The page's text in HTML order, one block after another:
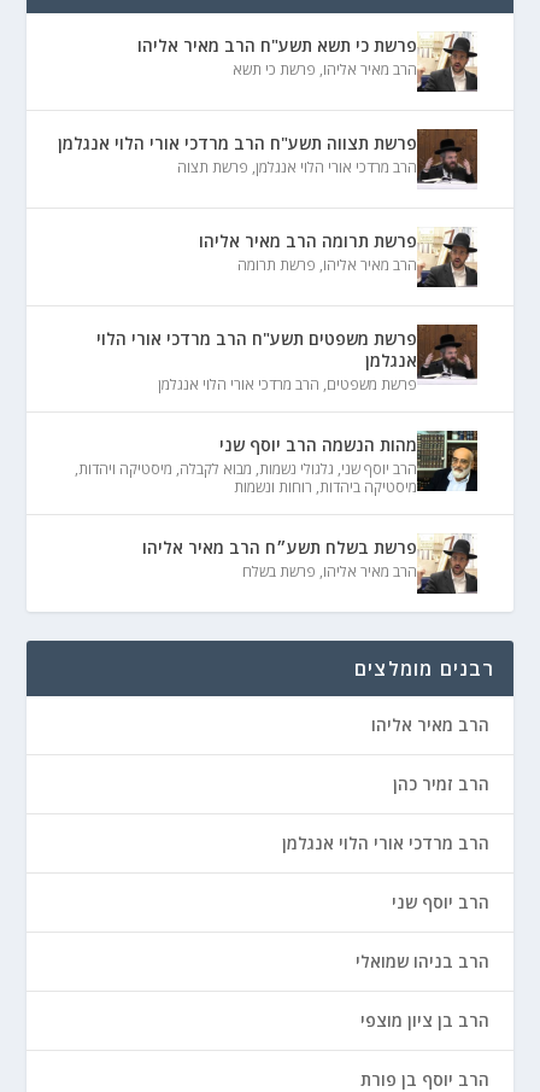
פרשת כי תשא תשע"ח הרב מאיר אליהו
הרב מאיר אליהו, פרשת כי תשא
פרשת תצווה תשע"ח הרב מרדכי אורי הלוי אנגלמן
הרב מרדכי אורי הלוי אנגלמן, פרשת תצוה
פרשת תרומה הרב מאיר אליהו
הרב מאיר אליהו, פרשת תרומה
פרשת משפטים תשע"ח הרב מרדכי אורי הלוי
אנגלמן
פרשת משפטים, הרב מרדכי אורי הלוי אנגלמן
מהות הנשמה הרב יוסף שני
הרב יוסף שני, גלגולי נשמות, מבוא לקבלה, מיסטיקה ויהדות,
מיסטיקה ביהדות, רוחות ונשמות
פרשת בשלח תשע״ח הרב מאיר אליהו
הרב מאיר אליהו, פרשת בשלח
רבנים מומלצים
הרב מאיר אליהו
הרב זמיר כהן
הרב מרדכי אורי הלוי אנגלמן
הרב יוסף שני
הרב בניהו שמואלי
הרב בן ציון מוצפי
הרב יוסף בן פורת